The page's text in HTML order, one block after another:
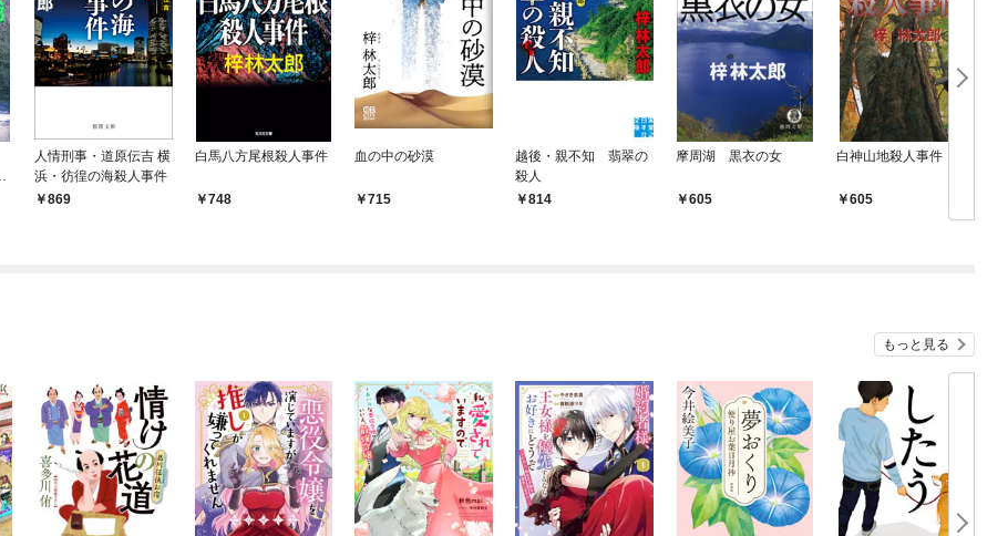
人情刑事・道原伝吉 横
浜・彷徨の海殺人事件
869
白馬八方尾根殺人事件
748
血の中の砂漠
715
越後・親不知 翡翠の
殺人
814
摩周湖 黒衣の女
605
白神山地殺人事件
605
もっと見る